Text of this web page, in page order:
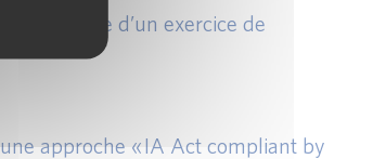
préalable d’un exercice de
approche « IA Act compliant by